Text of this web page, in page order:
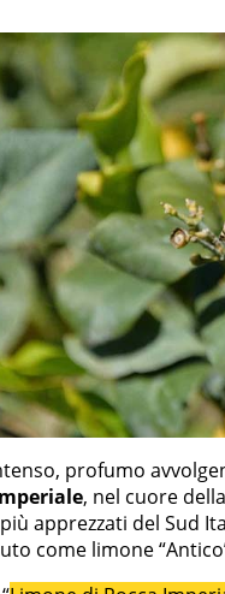
profumo
, nel cuore
apprezzati del Sud
come limone